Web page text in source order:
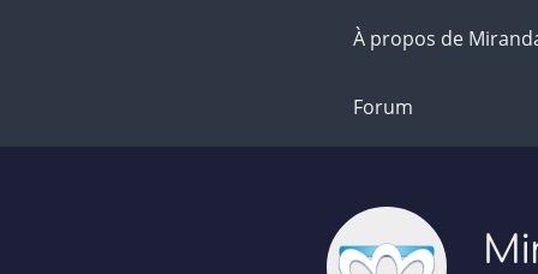
À propos de
Forum